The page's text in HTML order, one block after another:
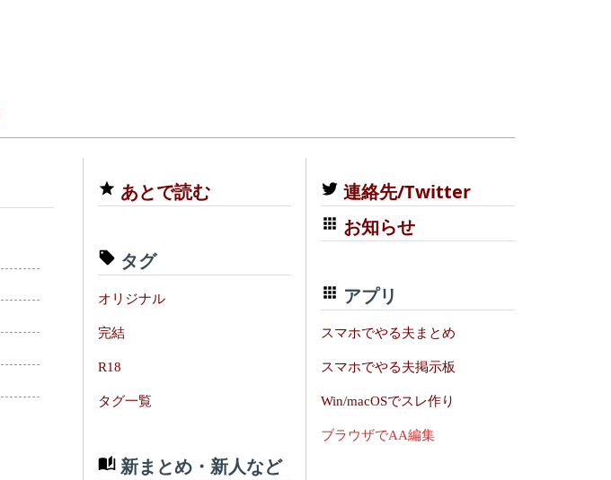
あとで読む
タグ
オリジナル
完結
R18
タグ一覧
新まとめ・新人など
連絡先/Twitter
お知らせ
アプリ
スマホでやる夫まとめ
スマホでやる夫掲示板
Win/macOSでスレ作り
ブラウザでAA編集